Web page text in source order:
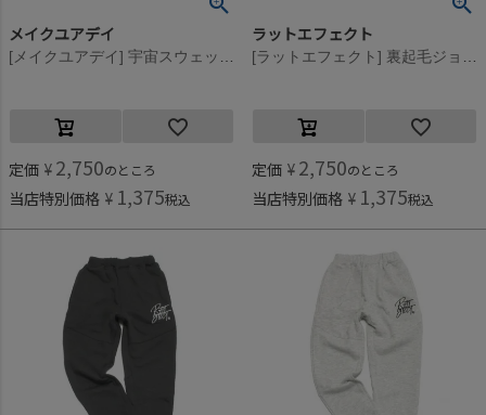
メイクユアデイ
定価 ¥ 2,750のところ
当店特別価格 ¥ 1,375税込
ラットエフェクト
定価 ¥ 2,750のところ
当店特別価格 ¥ 1,375税込